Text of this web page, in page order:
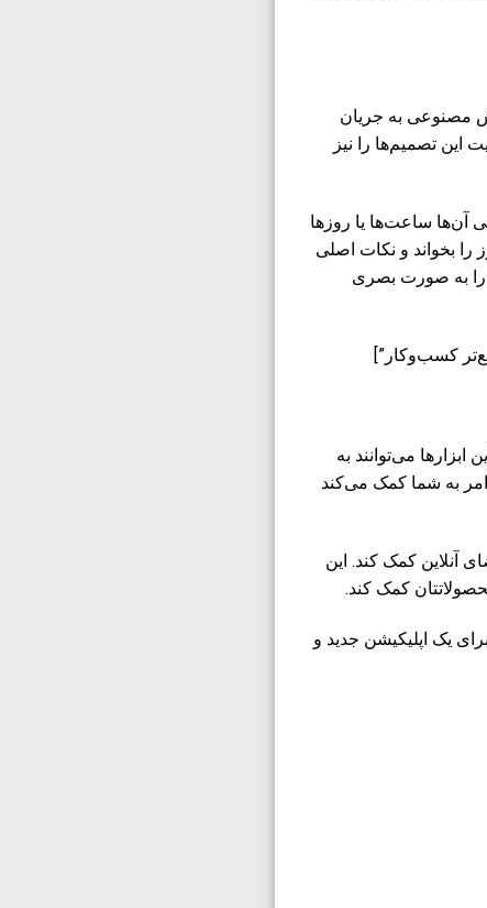
مصنوعی به جریان
تصمیم‌ها را نیز
آن‌ها ساعت‌ها یا روزها
را بخواند و نکات اصلی
را به صورت بصری
می‌توانند به
امر به شما کمک می‌کند
آنلاین کمک کند. این
کمک کند.
یک اپلیکیشن جدید و